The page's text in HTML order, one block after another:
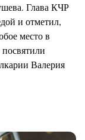
Глава КЧР
и отметил,
место в
Валерия